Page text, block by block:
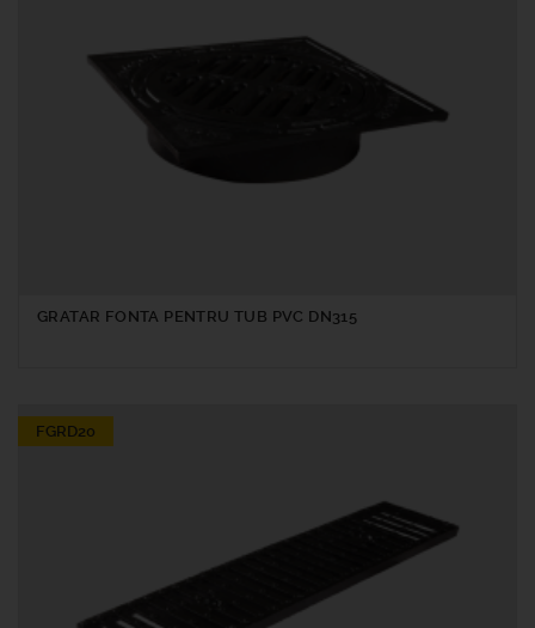
GRATAR FONTA PENTRU TUB PVC DN315
FGRD20